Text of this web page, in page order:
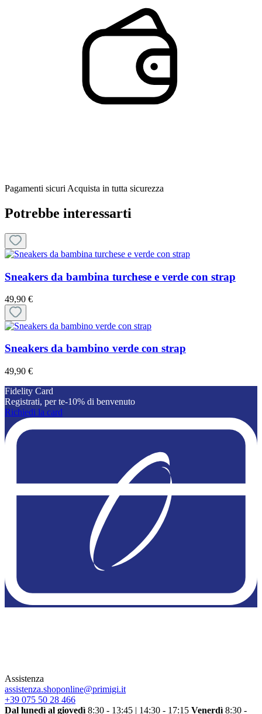
Pagamenti sicuri Acquista in tutta sicurezza
Potrebbe interessarti
Sneakers da bambina turchese e verde con strap
49,90 €
Sneakers da bambino verde con strap
49,90 €
Fidelity Card
Registrati, per te-10% di benvenuto
Richiedi la card
Assistenza
assistenza.shoponline@primigi.it
+39 075 50 28 466
Dal lunedì al giovedì 8:30 - 13:45 | 14:30 - 17:15 Venerdì 8:30 -